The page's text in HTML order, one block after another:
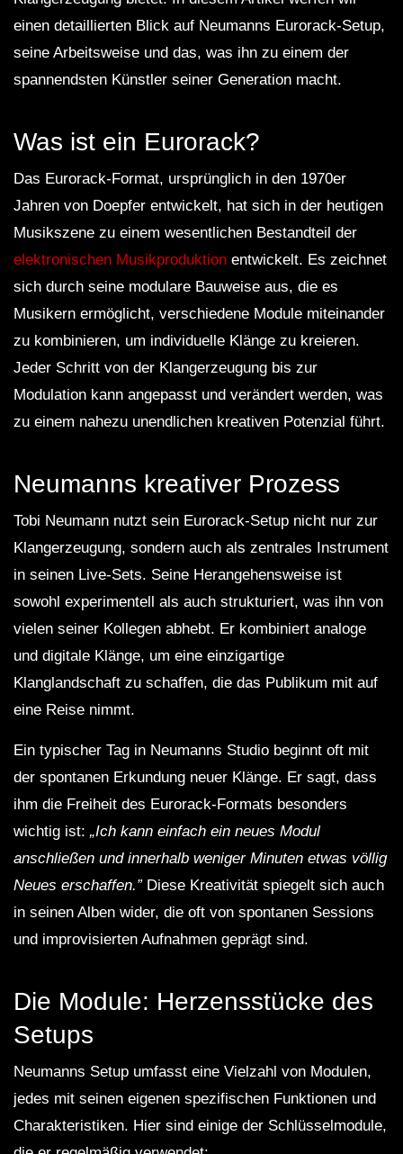
einen detaillierten Blick auf Neumanns Eurorack-Setup,
seine Arbeitsweise und das, was ihn zu einem der
spannendsten Künstler seiner Generation macht.
Was ist ein Eurorack?
Das Eurorack-Format, ursprünglich in den 1970er
Jahren von Doepfer entwickelt, hat sich in der heutigen
Musikszene zu einem wesentlichen Bestandteil der
elektronischen Musikproduktion entwickelt. Es zeichnet
sich durch seine modulare Bauweise aus, die es
Musikern ermöglicht, verschiedene Module miteinander
zu kombinieren, um individuelle Klänge zu kreieren.
Jeder Schritt von der Klangerzeugung bis zur
Modulation kann angepasst und verändert werden, was
zu einem nahezu unendlichen kreativen Potenzial führt.
Neumanns kreativer Prozess
Tobi Neumann nutzt sein Eurorack-Setup nicht nur zur
Klangerzeugung, sondern auch als zentrales Instrument
in seinen Live-Sets. Seine Herangehensweise ist
sowohl experimentell als auch strukturiert, was ihn von
vielen seiner Kollegen abhebt. Er kombiniert analoge
und digitale Klänge, um eine einzigartige
Klanglandschaft zu schaffen, die das Publikum mit auf
eine Reise nimmt.
Ein typischer Tag in Neumanns Studio beginnt oft mit
der spontanen Erkundung neuer Klänge. Er sagt, dass
ihm die Freiheit des Eurorack-Formats besonders
wichtig ist: „Ich kann einfach ein neues Modul
anschließen und innerhalb weniger Minuten etwas völlig
Neues erschaffen.”Diese Kreativität spiegelt sich auch
in seinen Alben wider, die oft von spontanen Sessions
und improvisierten Aufnahmen geprägt sind.
Die Module: Herzensstücke des
Setups
Neumanns Setup umfasst eine Vielzahl von Modulen,
jedes mit seinen eigenen spezifischen Funktionen und
Charakteristiken. Hier sind einige der Schlüsselmodule,